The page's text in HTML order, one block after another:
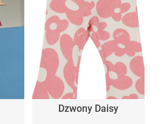
Dzwony Daisy